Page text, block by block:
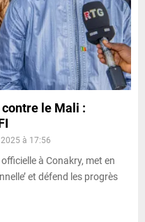
le Mali :
à 17:56
à Conakry, met en
et défend les progrès